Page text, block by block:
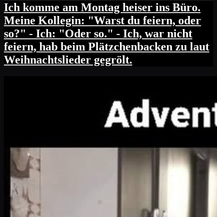
Ich komme am Montag heiser ins Büro.
Meine Kollegin: "Warst du feiern, oder
so?" - Ich: "Oder so." - Ich, war nicht
feiern, hab beim Plätzchenbacken zu laut
Weihnachtslieder gegrölt.